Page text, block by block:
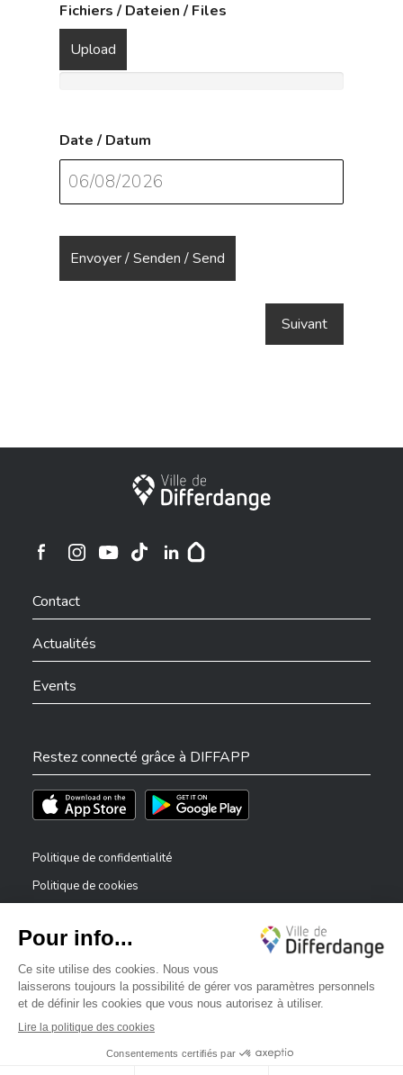
Fichiers / Dateien / Files
Upload
Date / Datum
Ville de Differdange
Ville de Differdange sur Instagram
Contact
Actualités
Events
Restez connecté grâce à DIFFAPP
Téléchargez l'app sur l'App StoreTéléchargez l'app sur Play Store
Politique de confidentialité
Politique de cookies
Déclaration d’accessibilité
Dispositif de signalement — lanceurs d’alerte
✕
Bonjour, comment puis-je vous aider ?